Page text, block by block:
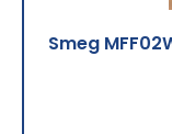
Smeg